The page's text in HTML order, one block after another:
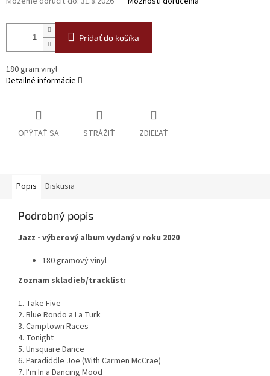
Pridať do košíka
180 gram.vinyl
Detailné informácie
OPÝTAŤ SA STRÁŽIŤ ZDIEĽAŤ
Popis Diskusia
Podrobný popis
Jazz - výberový album vydaný v roku 2020
180 gramový vinyl
Zoznam skladieb/tracklist:
1. Take Five
2. Blue Rondo a La Turk
3. Camptown Races
4. Tonight
5. Unsquare Dance
6. Paradiddle Joe (With Carmen McCrae)
7. I'm In a Dancing Mood